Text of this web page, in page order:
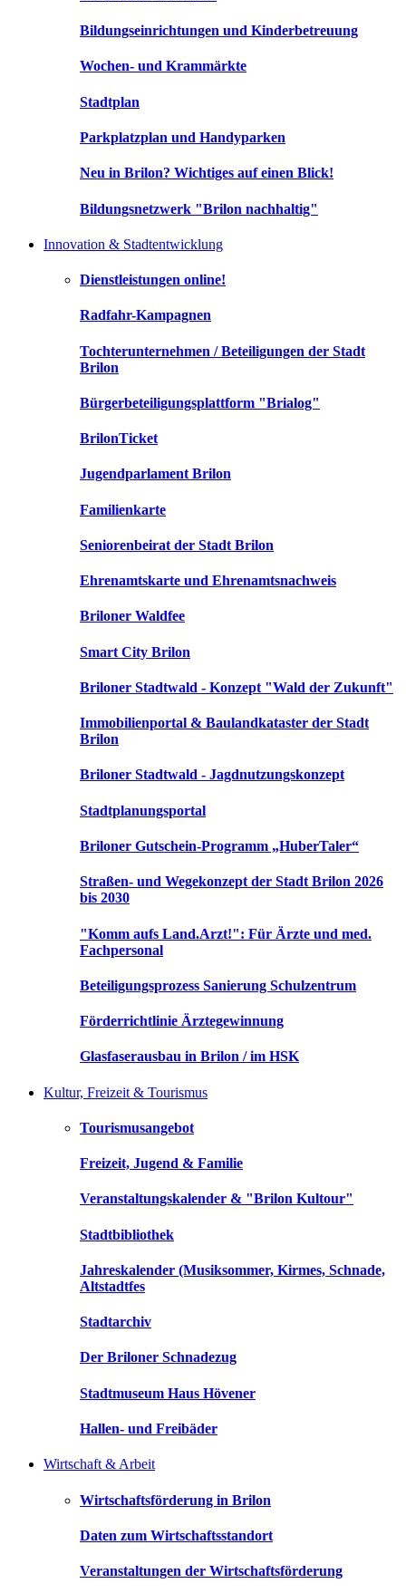
Bildungseinrichtungen und Kinderbetreuung
Wochen- und Krammärkte
Stadtplan
Parkplatzplan und Handyparken
Neu in Brilon? Wichtiges auf einen Blick!
Bildungsnetzwerk "Brilon nachhaltig"
Innovation & Stadtentwicklung
Dienstleistungen online!
Radfahr-Kampagnen
Tochterunternehmen / Beteiligungen der Stadt
Brilon
Bürgerbeteiligungsplattform "Brialog"
BrilonTicket
Jugendparlament Brilon
Familienkarte
Seniorenbeirat der Stadt Brilon
Ehrenamtskarte und Ehrenamtsnachweis
Briloner Waldfee
Smart City Brilon
Briloner Stadtwald - Konzept "Wald der Zukunft"
Immobilienportal & Baulandkataster der Stadt
Brilon
Briloner Stadtwald - Jagdnutzungskonzept
Stadtplanungsportal
Briloner Gutschein-Programm „HuberTaler“
Straßen- und Wegekonzept der Stadt Brilon 2026
bis 2030
"Komm aufs Land.Arzt!": Für Ärzte und med.
Fachpersonal
Beteiligungsprozess Sanierung Schulzentrum
Förderrichtlinie Ärztegewinnung
Glasfaserausbau in Brilon / im HSK
Kultur, Freizeit & Tourismus
Tourismusangebot
Freizeit, Jugend & Familie
Veranstaltungskalender & "Brilon Kultour"
Stadtbibliothek
Jahreskalender (Musiksommer, Kirmes, Schnade,
Altstadtfes
Stadtarchiv
Der Briloner Schnadezug
Stadtmuseum Haus Hövener
Hallen- und Freibäder
Wirtschaft & Arbeit
Wirtschaftsförderung in Brilon
Daten zum Wirtschaftsstandort
Veranstaltungen der Wirtschaftsförderung